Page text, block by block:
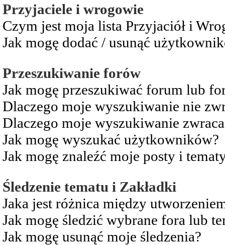
Przyjaciele i wrogowie
Czym jest moja lista Przyjaciół i
Jak mogę dodać / usunąć
Przeszukiwanie forów
Jak mogę przeszukiwać forum lub
Dlaczego moje wyszukiwanie nie
Dlaczego moje wyszukiwanie
Jak mogę wyszukać użytkowników?
Jak mogę znaleźć moje posty i
Śledzenie tematu i Zakładki
Jaka jest różnica między
Jak mogę śledzić wybrane fora lub
Jak mogę usunąć moje śledzenia?